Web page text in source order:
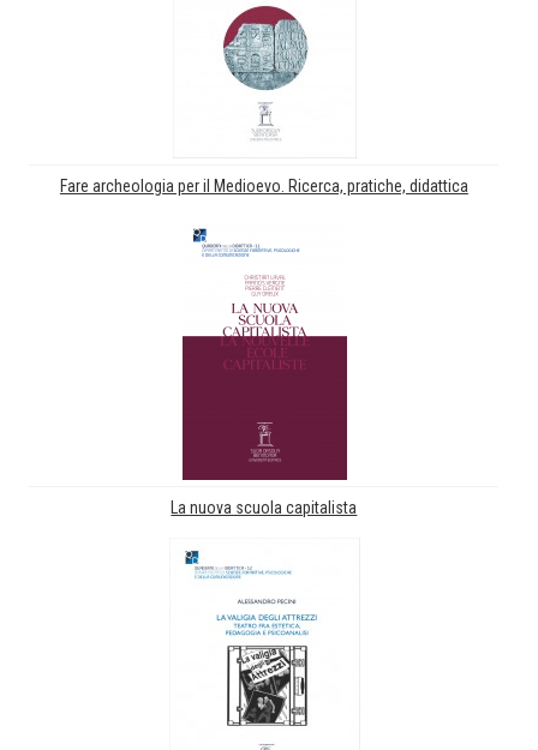
Fare archeologia per il Medioevo. Ricerca, pratiche, didattica
La nuova scuola capitalista